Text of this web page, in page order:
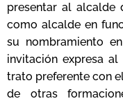
presentar al alcalde
como alcalde en
su nombramiento
invitación expresa al
trato preferente con
de otras